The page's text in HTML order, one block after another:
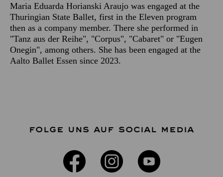
Maria Eduarda Horianski Araujo was engaged at the
Thuringian State Ballet, first in the Eleven program
then as a company member. There she performed in
"Tanz aus der Reihe", "Corpus", "Cabaret" or "Eugen
Onegin", among others. She has been engaged at the
Aalto Ballet Essen since 2023.
FOLGE UNS AUF SOCIAL MEDIA